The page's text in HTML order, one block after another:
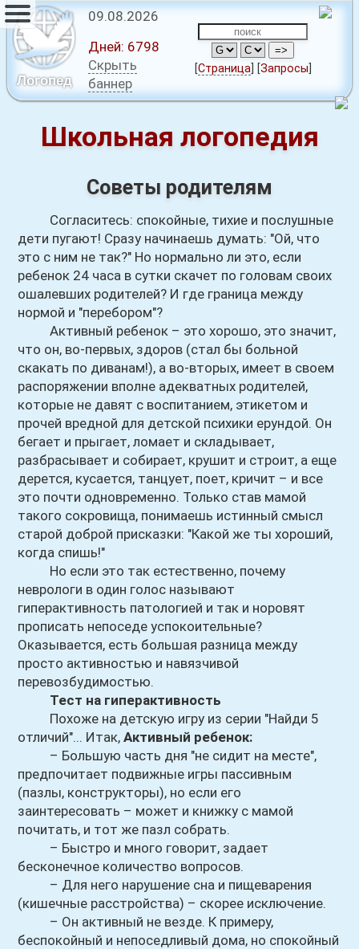
Логопед
09.08.2026
Дней: 6798
Скрыть
баннер
[Страница [Запросы
Школьная логопедия
Советы родителям
Согласитесь: спокойные, тихие и послушные
дети пугают! Сразу начинаешь думать: "Ой, что
это с ним не так?" Но нормально ли это, если
ребенок 24 часа в сутки скачет по головам своих
ошалевших родителей? И где граница между
нормой и "перебором"?
Активный ребенок – это хорошо, это значит,
что он, во-первых, здоров (стал бы больной
скакать по диванам!), а во-вторых, имеет в своем
распоряжении вполне адекватных родителей,
которые не давят с воспитанием, этикетом и
прочей вредной для детской психики ерундой. Он
бегает и прыгает, ломает и складывает,
разбрасывает и собирает, крушит и строит, а еще
дерется, кусается, танцует, поет, кричит – и все
это почти одновременно. Только став мамой
такого сокровища, понимаешь истинный смысл
старой доброй присказки: "Какой же ты хороший,
когда спишь!"
Но если это так естественно, почему
неврологи в один голос называют
гиперактивность патологией и так и норовят
прописать непоседе успокоительные?
Оказывается, есть большая разница между
просто активностью и навязчивой
перевозбудимостью.
Тест на гиперактивность
Похоже на детскую игру из серии "Найди 5
отличий"... Итак,Активный ребенок:
– Большую часть дня "не сидит на месте",
предпочитает подвижные игры пассивным
(пазлы, конструкторы), но если его
заинтересовать – может и книжку с мамой
почитать, и тот же пазл собрать.
– Быстро и много говорит, задает
бесконечное количество вопросов.
– Для него нарушение сна и пищеварения
(кишечные расстройства) – скорее исключение.
– Он активный не везде. К примеру,
беспокойный и непоседливый дома, но спокойный